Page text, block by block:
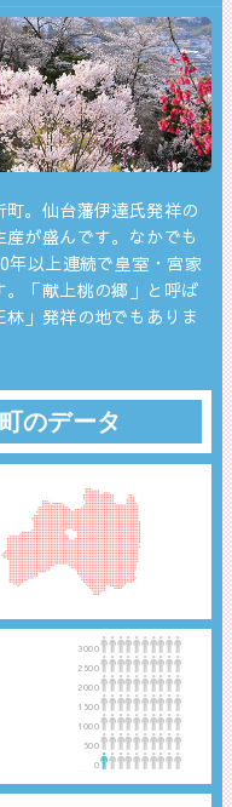
。仙台藩伊達氏発祥の
が盛んです。なかでも
年以上連続で皇室・宮家
「献上桃の郷」と呼ば
」発祥の地でもありま
のデータ
3000
2500
2000
1500
1000
500
0